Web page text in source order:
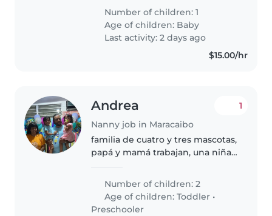
lleno/a de energía y curiosidad.
Queremos alguien que se sienta
cómodo/a cuidando a un bebé y
Number of children: 1
Age of children: Baby
Last activity: 2 days ago
$15.00/hr
Andrea
Nanny job in Maracaibo
1
familia de cuatro y tres mascotas,
papá y mamá trabajan, una niña
conviven con mascotas, pero no
se puede estar solos por
seguridad. vivimos en un sector..
Number of children: 2
Age of children:Toddler •
Preschooler